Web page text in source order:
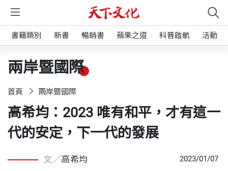
書籍類別 新書 暢銷書 蘋果之道 科普啟航 活動
兩岸暨國際
首頁 兩岸暨國際
高希均：2023 唯有和平，才有這一
代的安定，下一代的發展
文／高希均 2023/01/07